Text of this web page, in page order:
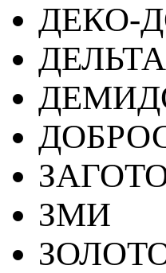
ДЕКО-
ДЕЛЬТА
ЗМИ